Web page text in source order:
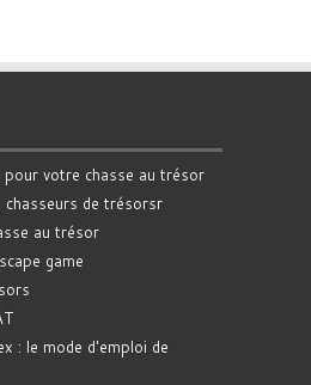
votre chasse au trésor
chasseurs de trésorsr
au trésor
game
: le mode d'emploi de